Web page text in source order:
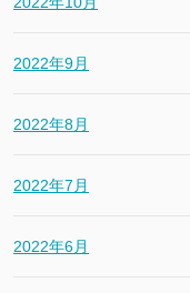
2022年9月
2022年8月
2022年7月
2022年6月